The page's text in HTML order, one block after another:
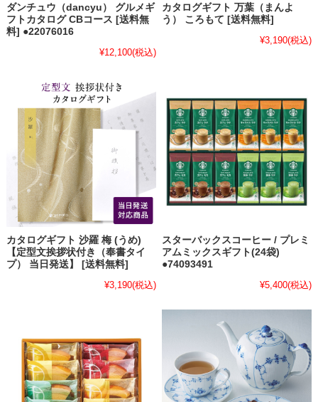
ダンチュウ（dancyu） グルメギ
フトカタログ CBコース [送料無
料] ●22076016
¥12,100(税込)
カタログギフト 万葉（まんよ
う） ころもて [送料無料]
¥3,190(税込)
カタログギフト 沙羅 梅 (うめ)
【定型文挨拶状付き（奉書タイ
プ） 当日発送】 [送料無料]
¥3,190(税込)
スターバックスコーヒー / プレミ
アムミックスギフト(24袋)
●74093491
¥5,400(税込)